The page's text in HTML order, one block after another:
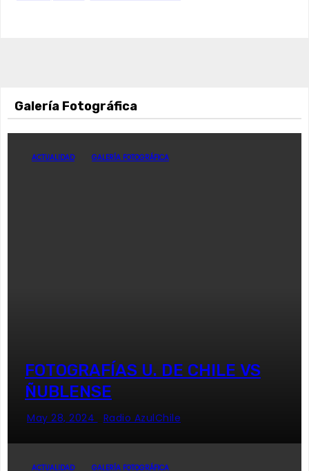
Galería Fotográfica
ACTUALIDAD GALERÍA FOTOGRÁFICA
FOTOGRAFÍAS U. DE CHILE VS
ÑUBLENSE
May 28, 2024 Radio AzulChile
ACTUALIDAD GALERÍA FOTOGRÁFICA